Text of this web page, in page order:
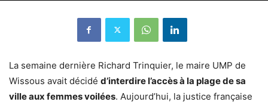
La semaine dernière Richard Trinquier, le maire UMP de
Wissous avait décidé d’interdire l’accès à la plage de sa
ville aux femmes voilées. Aujourd’hui, la justice française